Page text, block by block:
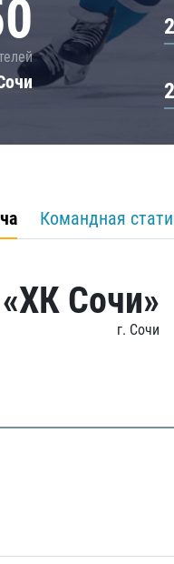
2
Командная
«ХК Сочи»
г. Сочи